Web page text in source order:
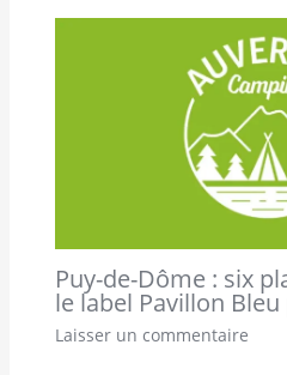
Puy-de-Dôme : six
le label Pavillon Bleu
Laisser un commentaire